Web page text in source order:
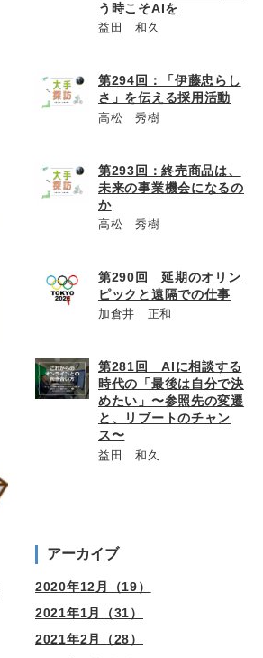
う時こそAIを
益田 和久
第294回：「伊藤忠らし
さ」を伝える採用活動
高松 秀樹
第293回：終売商品は、
未来の事業機会になるの
か
高松 秀樹
第290回 延期のオリン
ピックと遠隔での仕事
加倉井 正和
第281回 AIに相談する
時代の「最後は自分で決
めたい」〜参照先の変遷
と、リブートのチャン
ス〜
益田 和久
アーカイブ
2020年12月（19）
2021年1月（31）
2021年2月（28）